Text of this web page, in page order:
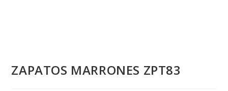
ZAPATOS MARRONES ZPT83